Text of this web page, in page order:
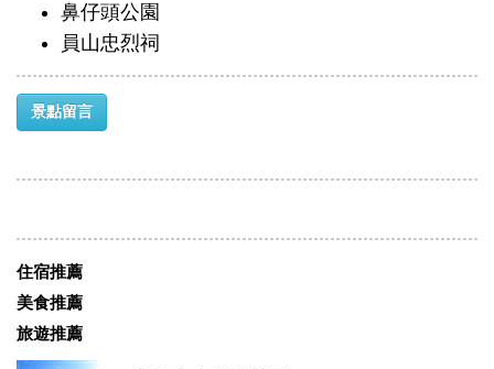
鼻仔頭公園
員山忠烈祠
景點留言
住宿推薦
美食推薦
旅遊推薦